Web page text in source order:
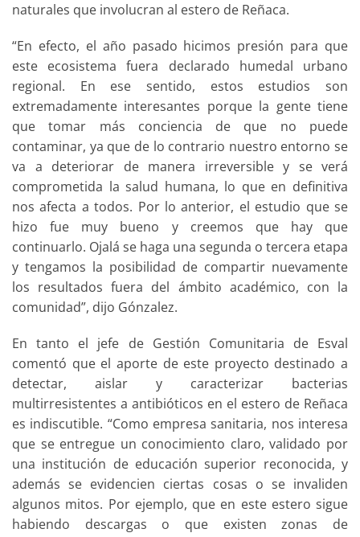
naturales que involucran al estero de Reñaca.
“En efecto, el año pasado hicimos presión para que
este ecosistema fuera declarado humedal urbano
regional. En ese sentido, estos estudios son
extremadamente interesantes porque la gente tiene
que tomar más conciencia de que no puede
contaminar, ya que de lo contrario nuestro entorno se
va a deteriorar de manera irreversible y se verá
comprometida la salud humana, lo que en definitiva
nos afecta a todos. Por lo anterior, el estudio que se
hizo fue muy bueno y creemos que hay que
continuarlo. Ojalá se haga una segunda o tercera etapa
y tengamos la posibilidad de compartir nuevamente
los resultados fuera del ámbito académico, con la
comunidad”, dijo Gónzalez.
En tanto el jefe de Gestión Comunitaria de Esval
comentó que el aporte de este proyecto destinado a
detectar, aislar y caracterizar bacterias
multirresistentes a antibióticos en el estero de Reñaca
es indiscutible. “Como empresa sanitaria, nos interesa
que se entregue un conocimiento claro, validado por
una institución de educación superior reconocida, y
además se evidencien ciertas cosas o se invaliden
algunos mitos. Por ejemplo, que en este estero sigue
habiendo descargas o que existen zonas de